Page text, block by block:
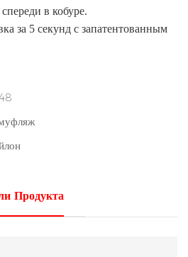
в кобуре.
за 5 секунд с запатентованным
Продукта